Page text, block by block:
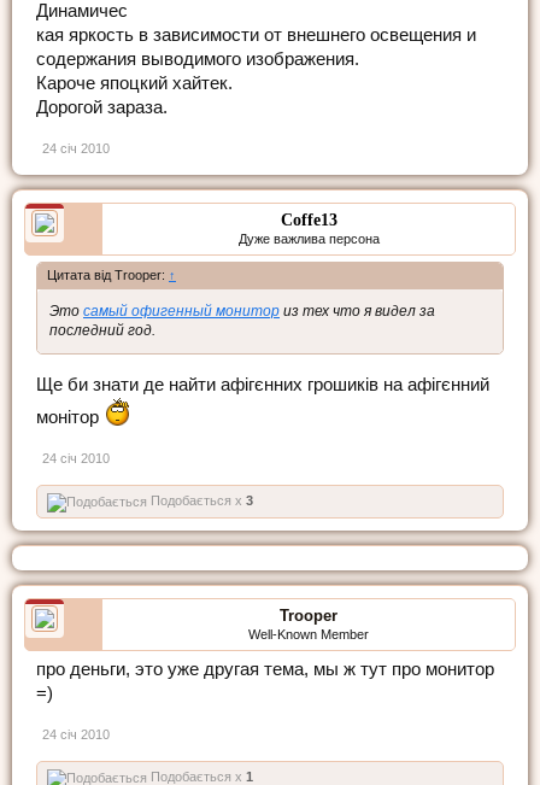
Динамичес
кая яркость в зависимости от внешнего освещения и
содержания выводимого изображения.
Кароче япоцкий хайтек.
Дорогой зараза.
24 січ 2010
Coffe13
Дуже важлива персона
Цитата від Trooper: ↑
Это самый офигенный монитор из тех что я видел за
последний год.
Ще би знати де найти афігєнних грошиків на афігєнний
монітор
24 січ 2010
Подобається x 3
Trooper
Well-Known Member
про деньги, это уже другая тема, мы ж тут про монитор
=)
24 січ 2010
Подобається x 1